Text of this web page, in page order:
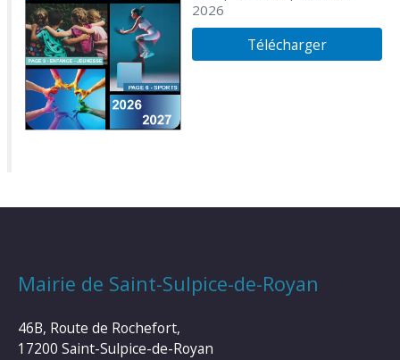
2026
Télécharger
Mairie de Saint-Sulpice-de-Royan
46B, Route de Rochefort,
17200 Saint-Sulpice-de-Royan